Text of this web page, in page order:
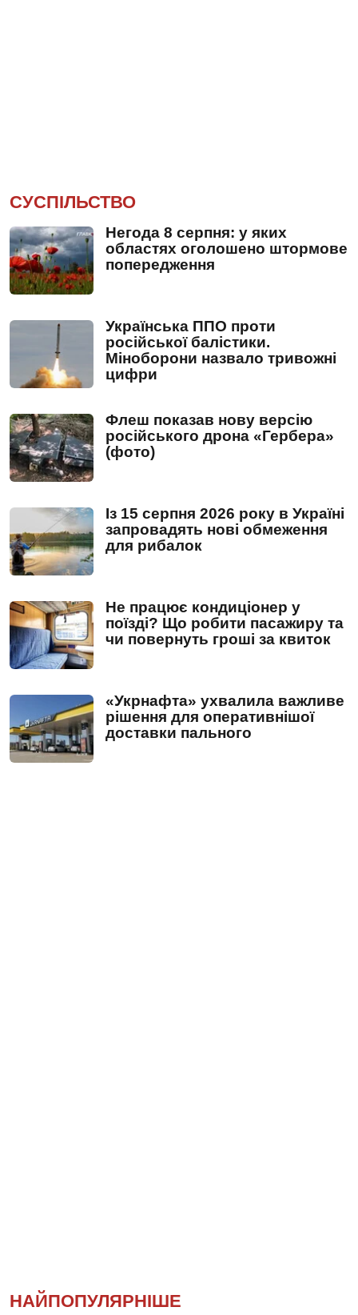
СУСПІЛЬСТВО
Негода 8 серпня: у яких
областях оголошено штормове
попередження
Українська ППО проти
російської балістики.
Міноборони назвало тривожні
цифри
Флеш показав нову версію
російського дрона «Гербера»
(фото)
Із 15 серпня 2026 року в Україні
запровадять нові обмеження
для рибалок
Не працює кондиціонер у
поїзді? Що робити пасажиру та
чи повернуть гроші за квиток
«Укрнафта» ухвалила важливе
рішення для оперативнішої
доставки пального
НАЙПОПУЛЯРНІШЕ